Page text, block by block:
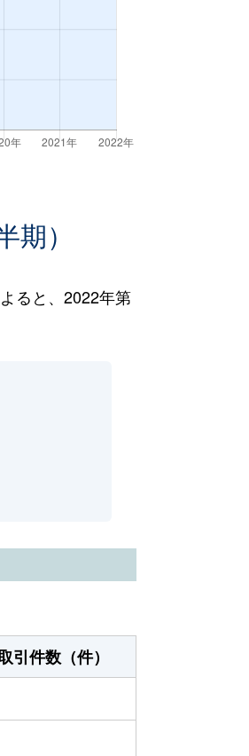
）
ると、2022年第
引件数（件）